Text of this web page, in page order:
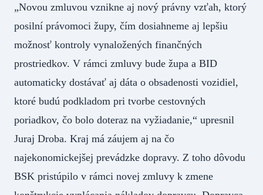
„Novou zmluvou vznikne aj nový právny vzťah, ktorý
posilní právomoci župy, čím dosiahneme aj lepšiu
možnosť kontroly vynaložených finančných
prostriedkov. V rámci zmluvy bude župa a BID
automaticky dostávať aj dáta o obsadenosti vozidiel,
ktoré budú podkladom pri tvorbe cestovných
poriadkov, čo bolo doteraz na vyžiadanie,“ upresnil
Juraj Droba. Kraj má záujem aj na čo
najekonomickejšej prevádzke dopravy. Z toho dôvodu
BSK pristúpilo v rámci novej zmluvy k zmene